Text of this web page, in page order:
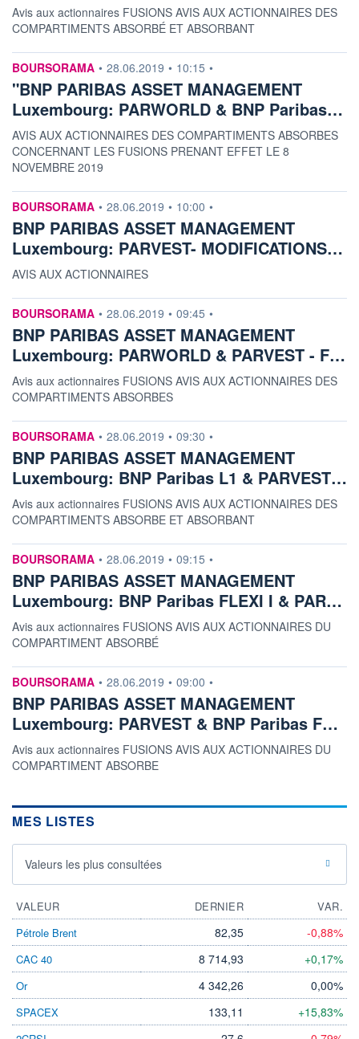
NOTATION MORNINGSTAR ⁽¹⁾
RISQUE DU FONDS (SRI)
4/7
+ PORTEFEUILLE + LISTE
Avis aux actionnaires FUSIONS AVIS AUX ACTIONNAIRES DES
COMPARTIMENTS ABSORBÉ ET ABSORBANT
information fournie par
BOURSORAMA • 28.06.2019 • 10:15 •
"BNP PARIBAS ASSET MANAGEMENT
Luxembourg: PARWORLD & BNP Paribas…
AVIS AUX ACTIONNAIRES DES COMPARTIMENTS ABSORBES
CONCERNANT LES FUSIONS PRENANT EFFET LE 8
NOVEMBRE 2019
information fournie par
BOURSORAMA • 28.06.2019 • 10:00 •
BNP PARIBAS ASSET MANAGEMENT
Luxembourg: PARVEST- MODIFICATIONS…
AVIS AUX ACTIONNAIRES
information fournie par
BOURSORAMA • 28.06.2019 • 09:45 •
BNP PARIBAS ASSET MANAGEMENT
Luxembourg: PARWORLD & PARVEST - F…
Avis aux actionnaires FUSIONS AVIS AUX ACTIONNAIRES DES
COMPARTIMENTS ABSORBES
information fournie par
BOURSORAMA • 28.06.2019 • 09:30 •
BNP PARIBAS ASSET MANAGEMENT
Luxembourg: BNP Paribas L1 & PARVEST…
Avis aux actionnaires FUSIONS AVIS AUX ACTIONNAIRES DES
COMPARTIMENTS ABSORBE ET ABSORBANT
information fournie par
BOURSORAMA • 28.06.2019 • 09:15 •
BNP PARIBAS ASSET MANAGEMENT
Luxembourg: BNP Paribas FLEXI I & PAR…
Avis aux actionnaires FUSIONS AVIS AUX ACTIONNAIRES DU
COMPARTIMENT ABSORBÉ
information fournie par
BOURSORAMA • 28.06.2019 • 09:00 •
BNP PARIBAS ASSET MANAGEMENT
Luxembourg: PARVEST & BNP Paribas F…
Avis aux actionnaires FUSIONS AVIS AUX ACTIONNAIRES DU
COMPARTIMENT ABSORBE
MES LISTES
Valeurs les plus consultées
VALEUR DERNIER
VAR.
Pétrole Brent
82,35 -0,88%
CAC 40 8 714,93 +0,17%
Or 4 342,26 0,00%
SPACEX 133,11 +15,83%